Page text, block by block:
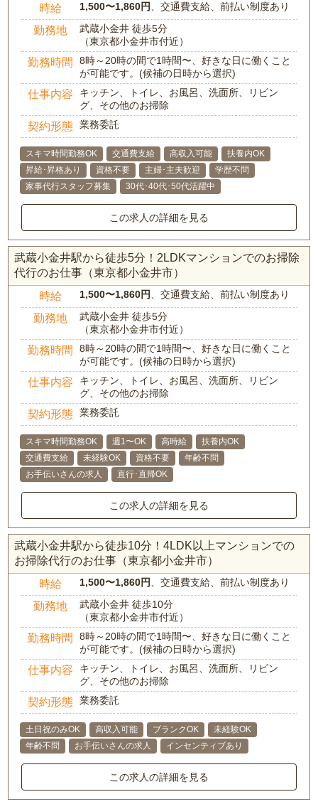
時給 1,500〜1,860円 、交通費支給、前払い制度あり
勤務地
武蔵小金井 徒歩5分
（東京都小金井市付近）
勤務時間
8時～20時の間で1時間〜、好きな日に働くこと
が可能です。(候補の日時から選択)
仕事内容
キッチン、トイレ、お風呂、洗面所、リビン
グ、その他のお掃除
契約形態 業務委託
スキマ時間勤務OK 交通費支給 高収入可能
扶養内OK
昇給･昇格あり
資格不要 主婦･主夫歓迎
学歴不問
家事代行スタッフ募集
30代･40代･50代活躍中
この求人の詳細を見る
武蔵小金井駅から徒歩5分！2LDKマンションでのお掃除
代行のお仕事（東京都小金井市）
時給 1,500〜1,860円 、交通費支給、前払い制度あり
勤務地
武蔵小金井 徒歩5分
（東京都小金井市付近）
勤務時間
8時～20時の間で1時間〜、好きな日に働くこと
が可能です。(候補の日時から選択)
仕事内容
キッチン、トイレ、お風呂、洗面所、リビン
グ、その他のお掃除
契約形態 業務委託
スキマ時間勤務OK 週1〜OK 高時給
扶養内OK
交通費支給
未経験OK 資格不要
年齢不問
お手伝いさんの求人
直行･直帰OK
この求人の詳細を見る
武蔵小金井駅から徒歩10分！4LDK以上マンションでの
お掃除代行のお仕事（東京都小金井市）
時給 1,500〜1,860円 、交通費支給、前払い制度あり
勤務地
武蔵小金井 徒歩10分
（東京都小金井市付近）
勤務時間
8時～20時の間で1時間〜、好きな日に働くこと
が可能です。(候補の日時から選択)
仕事内容
キッチン、トイレ、お風呂、洗面所、リビン
グ、その他のお掃除
契約形態 業務委託
土日祝のみOK 高収入可能 ブランクOK
未経験OK
年齢不問
お手伝いさんの求人 インセンティブあり
この求人の詳細を見る